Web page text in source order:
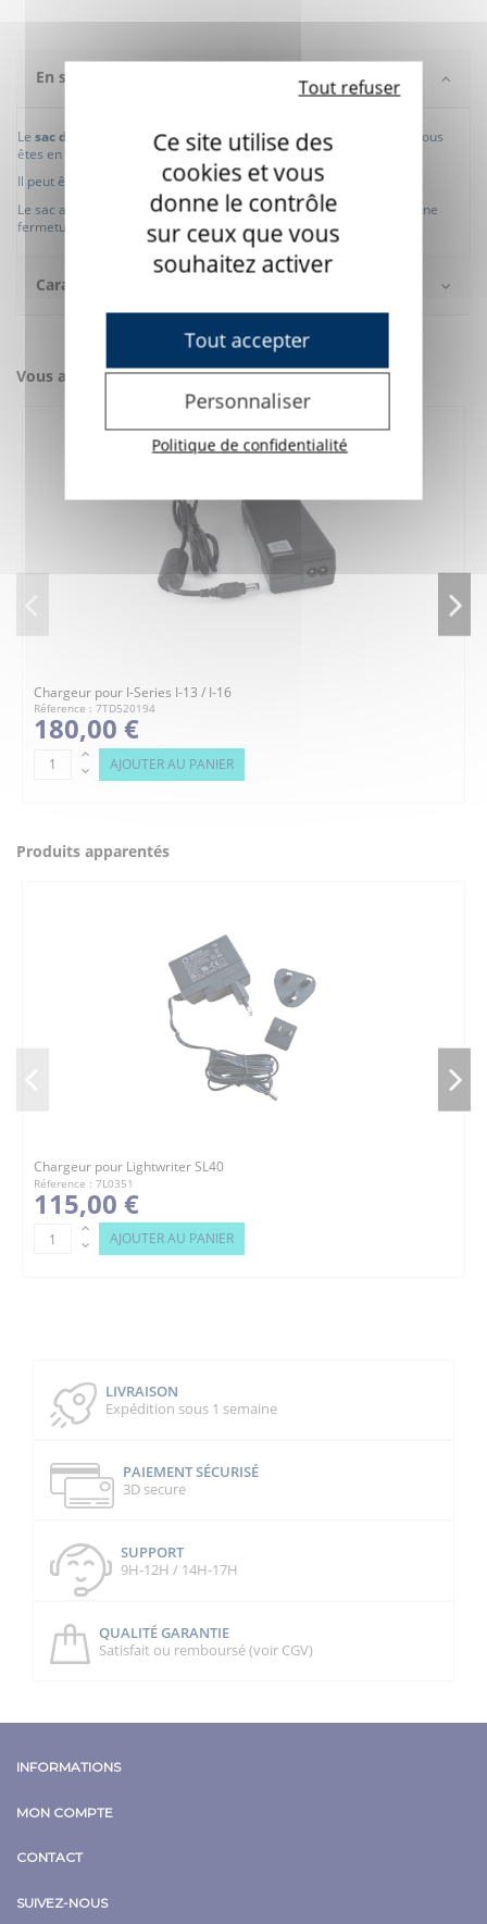
En savoir +
Le sac de transport pour I-Series protège votre appareil lorsque vous
êtes en déplacement.
Il peut être porté comme un sac à dos ou via une poignée.
Le sac a des compartiments latéraux et peut être fermé à l'aide d'une
fermeture éclair. Compatible avec I-13 / I-15 / I-16.
Caractéristiques
Vous aimerez aussi
Chargeur pour I-Series I-13 / I-16
Réference : 7TD520194
180,00 €
AJOUTER AU PANIER
Produits apparentés
Chargeur pour Lightwriter SL40
Réference : 7L0351
115,00 €
AJOUTER AU PANIER
LIVRAISON
Expédition sous 1 semaine
PAIEMENT SÉCURISÉ
3D secure
SUPPORT
9H-12H / 14H-17H
QUALITÉ GARANTIE
Satisfait ou remboursé (voir CGV)
INFORMATIONS
MON COMPTE
CONTACT
SUIVEZ-NOUS
Ce site utilise des
cookies et vous
donne le contrôle
sur ceux que vous
souhaitez activer
Tout accepter
Tout refuser
Personnaliser
Politique de confidentialité